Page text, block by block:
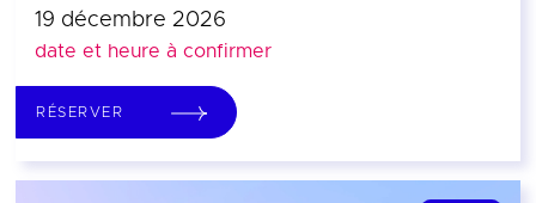
19 décembre 2026
date et heure à confirmer
RÉSERVER